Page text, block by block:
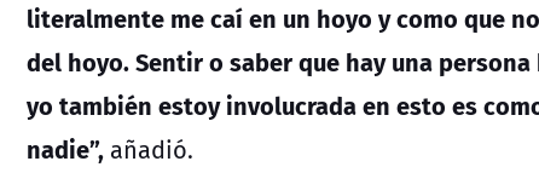
literalmente me caí en un hoyo y como que
del hoyo. Sentir o saber que hay una
yo también estoy involucrada en esto es
nadie”, añadió.